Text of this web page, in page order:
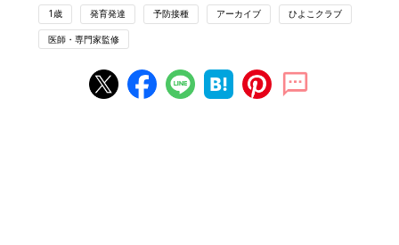
・下痢する
の4つがメイン。39度以上の高熱が出てぐったりしている、呼吸
困難やけいれんを起こしている、意識がもうろうとしている、吐
きけがあったり苦しがっているなど様子がいつもと違うといった
場合は、夜間でも受診が必要です」
1歳 発育発達 予防接種 アーカイブ ひよこクラブ
医師・専門家監修